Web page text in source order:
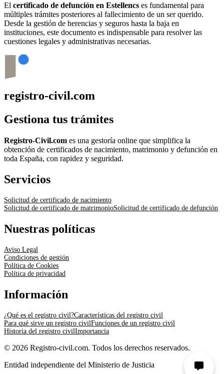
El certificado de defunción en Estellencs es fundamental para
múltiples trámites posteriores al fallecimiento de un ser querido.
Desde la gestión de herencias y seguros hasta la baja en
instituciones, este documento es indispensable para resolver las
cuestiones legales y administrativas necesarias.
registro-civil.com
Gestiona tus trámites
Registro-Civil.com es una gestoría online que simplifica la
obtención de certificados de nacimiento, matrimonio y defunción en
toda España, con rapidez y seguridad.
Servicios
Solicitud de certificado de nacimiento
Solicitud de certificado de matrimonioSolicitud de certificado de defunción
Nuestras políticas
Aviso Legal
Condiciones de gestión
Política de Cookies
Política de privacidad
Información
¿Qué es el registro civil?Características del registro civil
Para qué sirve un registro civilFunciones de un registro civil
Historia del registro civilImportancia
© 2026 Registro-civil.com. Todos los derechos reservados.
Entidad independiente del Ministerio de Justicia